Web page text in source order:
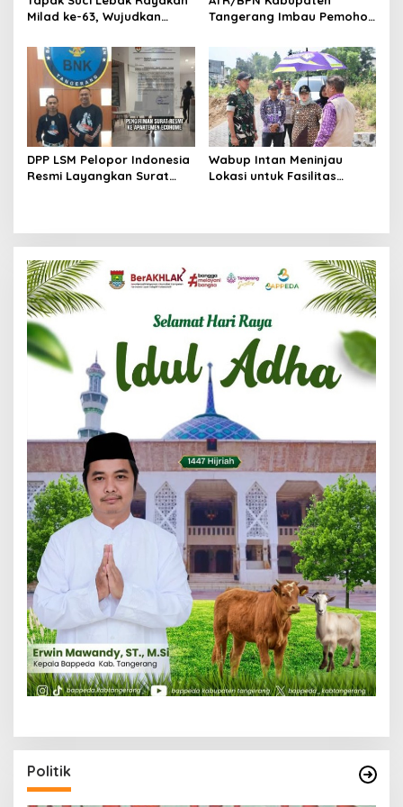
Milad ke-63, Wujudkan
Menuju Kancah Dunia
Tangerang Imbau Pemohon
Berkas Mandek
DPP LSM Pelopor Indonesia
Resmi Layangkan Surat
Wabup Intan Meninjau
Lokasi untuk Fasilitas
Politik